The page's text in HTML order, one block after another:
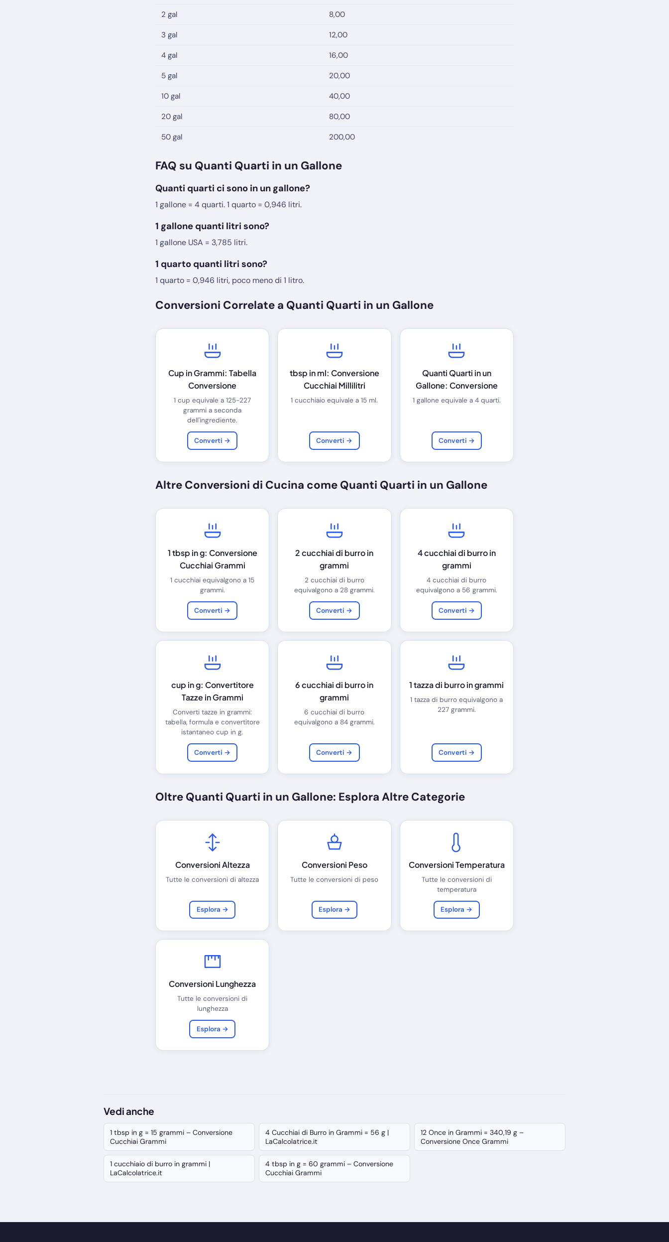
2 gal 8,00
3 gal 12,00
4 gal 16,00
5 gal 20,00
10 gal 40,00
20 gal 80,00
50 gal 200,00
FAQ su Quanti Quarti in un Gallone
Quanti quarti ci sono in un gallone?
1 gallone = 4 quarti. 1 quarto = 0,946 litri.
1 gallone quanti litri sono?
1 gallone USA = 3,785 litri.
1 quarto quanti litri sono?
1 quarto = 0,946 litri, poco meno di 1 litro.
Conversioni Correlate a Quanti Quarti in un Gallone
Cup in Grammi: Tabella
Conversione
1 cup equivale a 125-227
grammi a seconda
dell'ingrediente.
Converti →
tbsp in ml: Conversione
Cucchiai Millilitri
1 cucchiaio equivale a 15 ml.
Converti →
Quanti Quarti in un
Gallone: Conversione
1 gallone equivale a 4 quarti.
Converti →
Altre Conversioni di Cucina come Quanti Quarti in un Gallone
1 tbsp in g: Conversione
Cucchiai Grammi
1 cucchiai equivalgono a 15
grammi.
Converti →
2 cucchiai di burro in
grammi
2 cucchiai di burro
equivalgono a 28 grammi.
Converti →
4 cucchiai di burro in
grammi
4 cucchiai di burro
equivalgono a 56 grammi.
Converti →
cup in g: Convertitore
Tazze in Grammi
Converti tazze in grammi:
tabella, formula e convertitore
istantaneo cup in g.
Converti →
6 cucchiai di burro in
grammi
6 cucchiai di burro
equivalgono a 84 grammi.
Converti →
1 tazza di burro in grammi
1 tazza di burro equivalgono a
227 grammi.
Converti →
Oltre Quanti Quarti in un Gallone: Esplora Altre Categorie
Conversioni Altezza
Tutte le conversioni di altezza
Esplora →
Conversioni Peso
Tutte le conversioni di peso
Esplora →
Conversioni Temperatura
Tutte le conversioni di
temperatura
Esplora →
Conversioni Lunghezza
Tutte le conversioni di
lunghezza
Esplora →
Vedi anche
1 tbsp in g = 15 grammi – Conversione
Cucchiai Grammi
4 Cucchiai di Burro in Grammi = 56 g |
LaCalcolatrice.it
12 Once in Grammi = 340,19 g –
Conversione Once Grammi
1 cucchiaio di burro in grammi |
LaCalcolatrice.it
4 tbsp in g = 60 grammi – Conversione
Cucchiai Grammi